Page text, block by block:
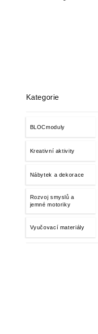
Kategorie
BLOCmoduly
Kreativní aktivity
Nábytek a dekorace
Rozvoj smyslů a
jemné motoriky
Vyučovací materiály